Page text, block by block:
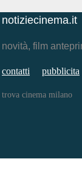
notiziecinema.it
novità, film
contatti pubblicita
trova cinema milano